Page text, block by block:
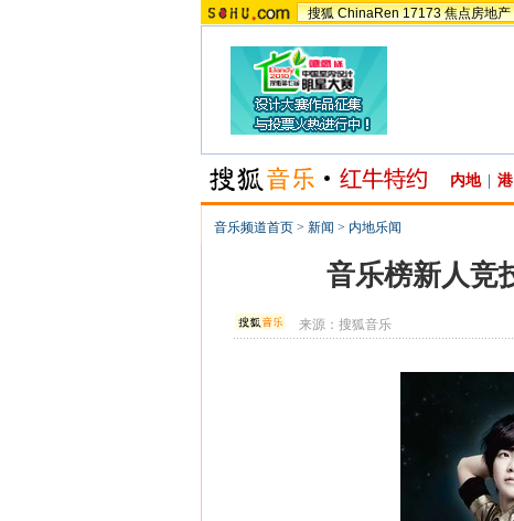
搜狐 ChinaRen 17173 焦点房地产
内地
音乐频道首页 > 新闻 > 内地乐闻
音乐榜新人竞
来源：搜狐音乐